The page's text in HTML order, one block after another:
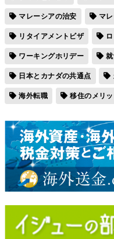
マレーシアの治安
マ
リタイアメントビザ
ワーキングホリデー
日本とカナダの共通点
海外転職
移住のメリ